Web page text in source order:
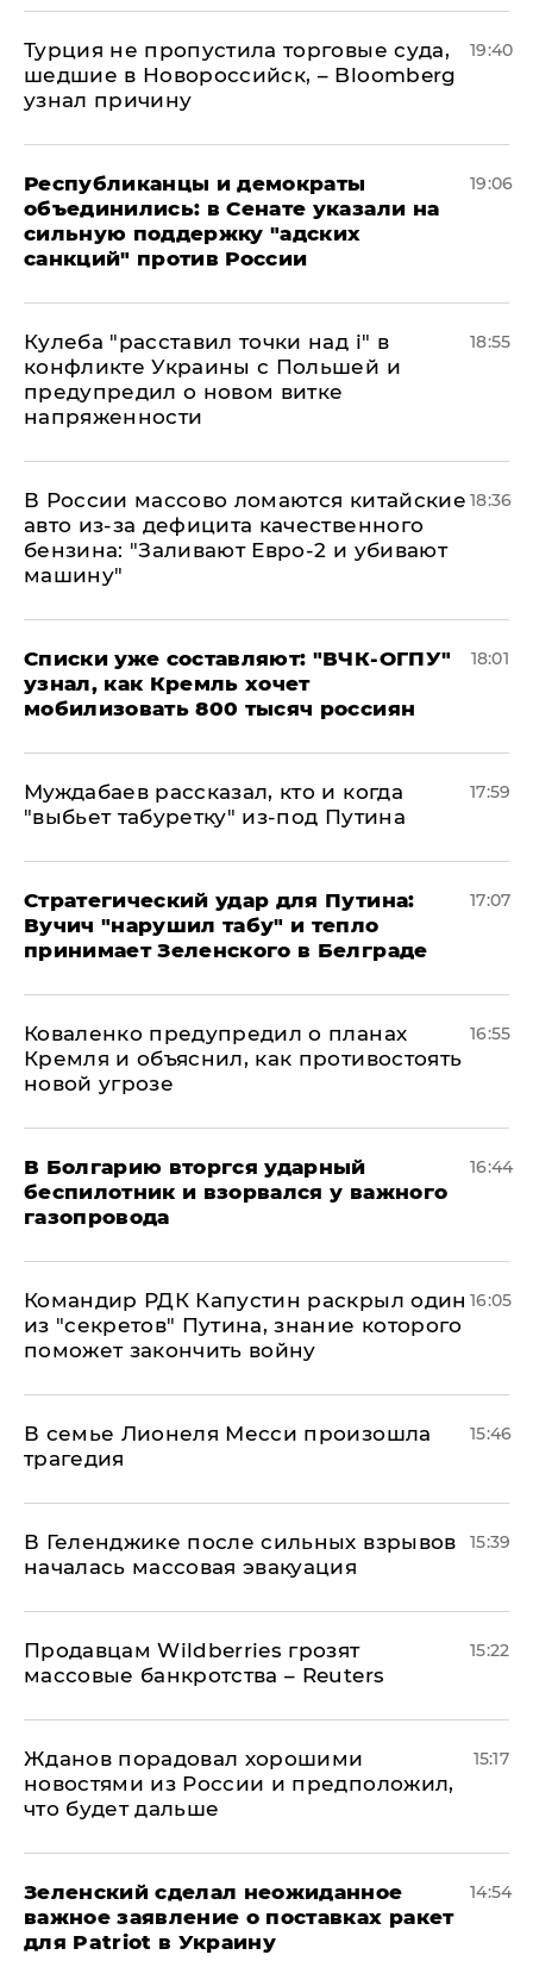
Турция не пропустила торговые суда,
шедшие в Новороссийск, – Bloomberg
узнал причину
19:40
Республиканцы и демократы
объединились: в Сенате указали на
сильную поддержку "адских
санкций" против России
19:06
Кулеба "расставил точки над і" в
конфликте Украины с Польшей и
предупредил о новом витке
напряженности
18:55
В России массово ломаются китайские
авто из-за дефицита качественного
бензина: "Заливают Евро-2 и убивают
машину"
18:36
Списки уже составляют: "ВЧК-ОГПУ"
узнал, как Кремль хочет
мобилизовать 800 тысяч россиян
18:01
Муждабаев рассказал, кто и когда
"выбьет табуретку" из-под Путина
17:59
Стратегический удар для Путина:
Вучич "нарушил табу" и тепло
принимает Зеленского в Белграде
17:07
Коваленко предупредил о планах
Кремля и объяснил, как противостоять
новой угрозе
16:55
В Болгарию вторгся ударный
беспилотник и взорвался у важного
газопровода
16:44
Командир РДК Капустин раскрыл один
из "секретов" Путина, знание которого
поможет закончить войну
16:05
В семье Лионеля Месси произошла
трагедия
15:46
В Геленджике после сильных взрывов
началась массовая эвакуация
15:39
Продавцам Wildberries грозят
массовые банкротства – Reuters
15:22
Жданов порадовал хорошими
новостями из России и предположил,
что будет дальше
15:17
Зеленский сделал неожиданное
важное заявление о поставках ракет
для Patriot в Украину
14:54